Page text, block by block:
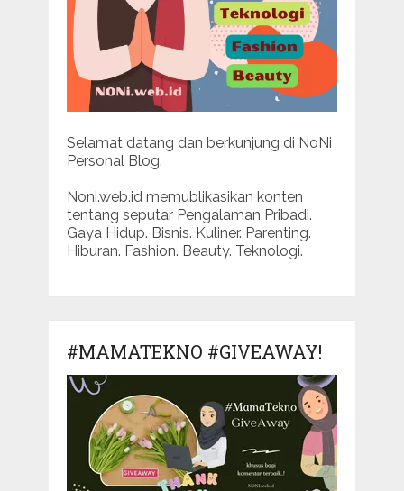
Selamat datang dan berkunjung di NoNi
Personal Blog.
Noni.web.id memublikasikan konten
tentang seputar Pengalaman Pribadi.
Gaya Hidup. Bisnis. Kuliner. Parenting.
Hiburan. Fashion. Beauty. Teknologi.
#MAMATEKNO #GIVEAWAY!